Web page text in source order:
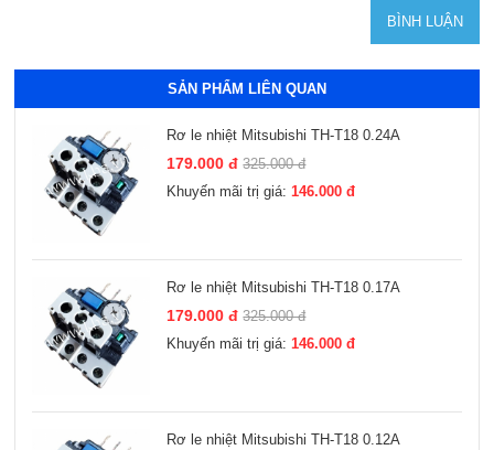
SẢN PHẨM LIÊN QUAN
Rơ le nhiệt Mitsubishi TH-T18 0.24A
179.000 đ 325.000 đ
Khuyến mãi trị giá:146.000 đ
Rơ le nhiệt Mitsubishi TH-T18 0.17A
179.000 đ 325.000 đ
Khuyến mãi trị giá:146.000 đ
Rơ le nhiệt Mitsubishi TH-T18 0.12A